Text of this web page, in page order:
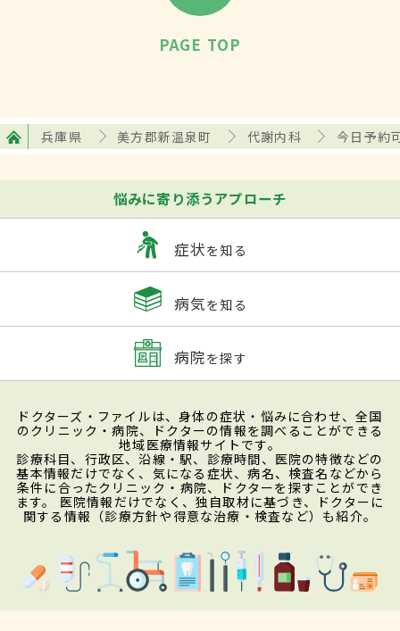
PAGE TOP
兵庫県 美方郡新温泉町 代謝内科 今日予約
悩みに寄り添うアプローチ
症状を知る
病気を知る
病院を探す
ドクターズ・ファイルは、身体の症状・悩みに合わせ、全国
のクリニック・病院、ドクターの情報を調べることができる
地域医療情報サイトです。
診療科目、行政区、沿線・駅、診療時間、医院の特徴などの
基本情報だけでなく、気になる症状、病名、検査名などから
条件に合ったクリニック・病院、ドクターを探すことができ
ます。 医院情報だけでなく、独自取材に基づき、ドクターに
関する情報（診療方針や得意な治療・検査など）も紹介。